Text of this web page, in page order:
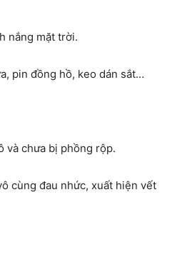
nắng mặt trời.
pin đồng hồ, keo dán sắt…
và chưa bị phồng rộp.
cùng đau nhức, xuất hiện vết